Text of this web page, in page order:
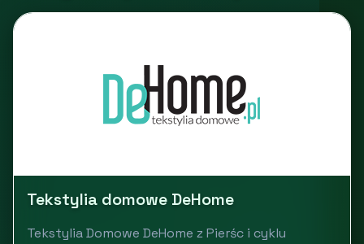
Tekstylia domowe DeHome
Tekstylia Domowe DeHome z Pierśc i cyklu